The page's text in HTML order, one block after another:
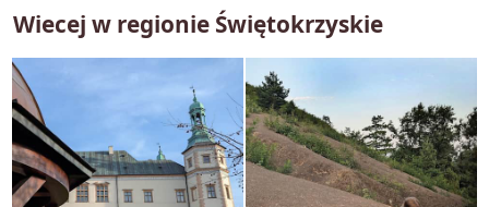
Wiecej w regionie Świętokrzyskie